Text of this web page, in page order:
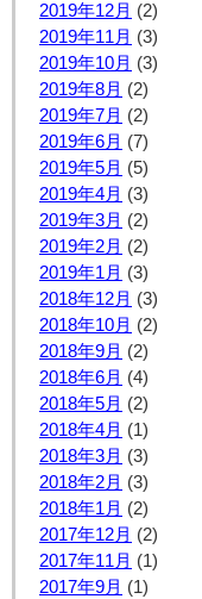
2019年12月 (2)
2019年11月 (3)
2019年10月 (3)
2019年8月 (2)
2019年7月 (2)
2019年6月 (7)
2019年5月 (5)
2019年4月 (3)
2019年3月 (2)
2019年2月 (2)
2019年1月 (3)
2018年12月 (3)
2018年10月 (2)
2018年9月 (2)
2018年6月 (4)
2018年5月 (2)
2018年4月 (1)
2018年3月 (3)
2018年2月 (3)
2018年1月 (2)
2017年12月 (2)
2017年11月 (1)
2017年9月 (1)